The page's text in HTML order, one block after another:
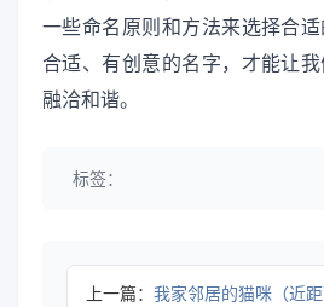
一些命名原则和方法来选择合
合适、有创意的名字，才能让
融洽和谐。
标签：
上一篇： 我家邻居的猫咪（近